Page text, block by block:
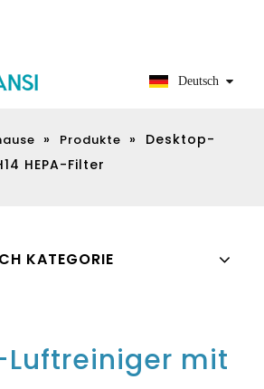
Deutsch
» Produkte »
Desktop-
HEPA-Filter
KATEGORIE
Luftreiniger mit